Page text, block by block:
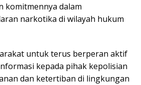
komitmennya dalam
narkotika di wilayah hukum
untuk terus berperan aktif
kepada pihak kepolisian
dan ketertiban di lingkungan